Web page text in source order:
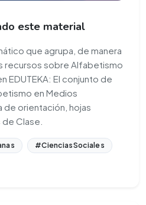
este material
que agrupa, de manera
recursos sobre Alfabetismo
EDUTEKA: El conjunto de
en Medios
de orientación, hojas
Clase.
#CienciasSociales